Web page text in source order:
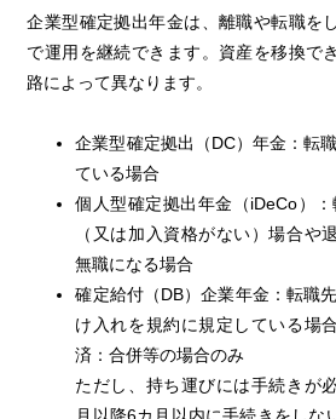
企業型確定拠出年金は、離職や転職を
で運用を継続できます。資産を移換で
路によって異なります。
企業型確定拠出（DC）年金：転
ている場合
個人型確定拠出年金（iDeCo）
（又は加入資格がない）場合や
無職になる場合
確定給付（DB）企業年金：転職
け入れを規約に規定している場
済：合併等の場合のみ
ただし、持ち運びには手続きが
月以降6カ月以内に手続きをしな